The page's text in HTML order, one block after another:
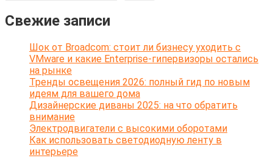
Свежие записи
Шок от Broadcom: стоит ли бизнесу уходить с
VMware и какие Enterprise-гипервизоры остались
на рынке
Тренды освещения 2026: полный гид по новым
идеям для вашего дома
Дизайнерские диваны 2025: на что обратить
внимание
Электродвигатели с высокими оборотами
Как использовать светодиодную ленту в
интерьере